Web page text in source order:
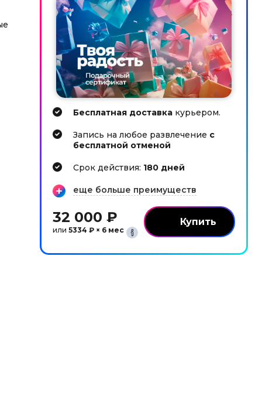
Бесплатная доставка курьером.
Запись на любое развлечение с
бесплатной отменой
Cрок действия: 180 дней
еще больше преимуществ
32 000 ₽
или 5334 ₽ × 6 мес